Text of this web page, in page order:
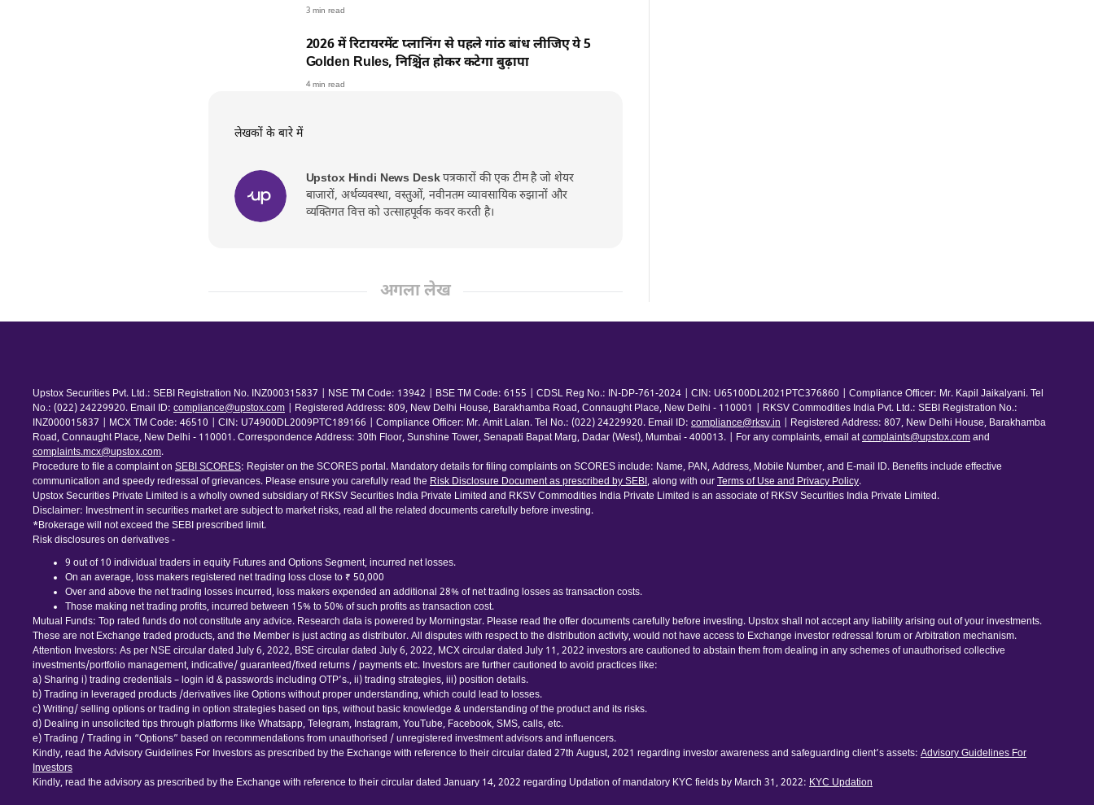
3 min read
2026 में रिटायरमेंट प्लानिंग से पहले गांठ बांध लीजिए ये 5
Golden Rules, निश्चिंत होकर कटेगा बुढ़ापा
4 min read
लेखकों के बारे में
Upstox Hindi News Desk पत्रकारों की एक टीम है जो शेयर
बाजारों, अर्थव्यवस्था, वस्तुओं, नवीनतम व्यावसायिक रुझानों और
व्यक्तिगत वित्त को उत्साहपूर्वक कवर करती है।
अगला लेख
Upstox Securities Pvt. Ltd.: SEBI Registration No. INZ000315837 | NSE TM Code: 13942 | BSE TM Code: 6155 | CDSL Reg No.: IN-DP-761-2024 | CIN: U65100DL2021PTC376860 | Compliance Officer: Mr. Kapil Jaikalyani. Tel
No.: (022) 24229920. Email ID: compliance@upstox.com
| Registered Address: 809, New Delhi House, Barakhamba Road, Connaught Place, New Delhi - 110001 | RKSV Commodities India Pvt. Ltd.: SEBI Registration No.:
INZ000015837 | MCX TM Code: 46510 | CIN: U74900DL2009PTC189166 | Compliance Officer: Mr. Amit Lalan. Tel No.: (022) 24229920. Email ID: compliance@rksv.in
| Registered Address: 807, New Delhi House, Barakhamba
Road, Connaught Place, New Delhi - 110001. Correspondence Address: 30th Floor, Sunshine Tower, Senapati Bapat Marg, Dadar (West), Mumbai - 400013. | For any complaints, email atcomplaints@upstox.comand
complaints.mcx@upstox.com.
Procedure to file a complaint on SEBI SCORES: Register on the SCORES portal. Mandatory details for filing complaints on SCORES include: Name, PAN, Address, Mobile Number, and E-mail ID. Benefits include effective
communication and speedy redressal of grievances. Please ensure you carefully read the Risk Disclosure Document as prescribed by SEBI, along with ourTerms of Use and Privacy Policy.
Upstox Securities Private Limited is a wholly owned subsidiary of RKSV Securities India Private Limited and RKSV Commodities India Private Limited is an associate of RKSV Securities India Private Limited.
Disclaimer: Investment in securities market are subject to market risks, read all the related documents carefully before investing.
*Brokerage will not exceed the SEBI prescribed limit.
Risk disclosures on derivatives -
9 out of 10 individual traders in equity Futures and Options Segment, incurred net losses.
On an average, loss makers registered net trading loss close to ₹ 50,000
Over and above the net trading losses incurred, loss makers expended an additional 28% of net trading losses as transaction costs.
Those making net trading profits, incurred between 15% to 50% of such profits as transaction cost.
Mutual Funds: Top rated funds do not constitute any advice. Research data is powered by Morningstar. Please read the offer documents carefully before investing. Upstox shall not accept any liability arising out of your investments.
These are not Exchange traded products, and the Member is just acting as distributor. All disputes with respect to the distribution activity, would not have access to Exchange investor redressal forum or Arbitration mechanism.
Attention Investors: As per NSE circular dated July 6, 2022, BSE circular dated July 6, 2022, MCX circular dated July 11, 2022 investors are cautioned to abstain them from dealing in any schemes of unauthorised collective
investments/portfolio management, indicative/ guaranteed/fixed returns / payments etc. Investors are further cautioned to avoid practices like:
a) Sharing i) trading credentials – login id & passwords including OTP’s., ii) trading strategies, iii) position details.
b) Trading in leveraged products /derivatives like Options without proper understanding, which could lead to losses.
c) Writing/ selling options or trading in option strategies based on tips, without basic knowledge & understanding of the product and its risks.
d) Dealing in unsolicited tips through platforms like Whatsapp, Telegram, Instagram, YouTube, Facebook, SMS, calls, etc.
e) Trading / Trading in “Options” based on recommendations from unauthorised / unregistered investment advisors and influencers.
Kindly, read the Advisory Guidelines For Investors as prescribed by the Exchange with reference to their circular dated 27th August, 2021 regarding investor awareness and safeguarding client’s assets: Advisory Guidelines For
Investors
Kindly, read the advisory as prescribed by the Exchange with reference to their circular dated January 14, 2022 regarding Updation of mandatory KYC fields by March 31, 2022: KYC Updation